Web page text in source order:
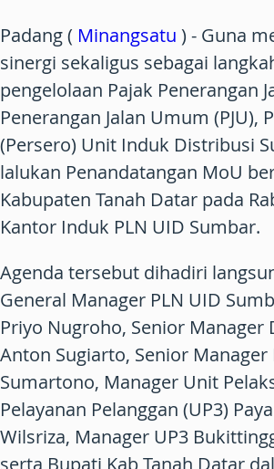
Padang ( Minangsatu ) - Guna
sinergi sekaligus sebagai
pengelolaan Pajak Penerangan
Penerangan Jalan Umum (PJU),
(Persero) Unit Induk Distribusi
lalukan Penandatangan MoU
Kabupaten Tanah Datar pada
Kantor Induk PLN UID Sumbar.
Agenda tersebut dihadiri
General Manager PLN UID
Priyo Nugroho, Senior Manager
Anton Sugiarto, Senior Manager
Sumartono, Manager Unit
Pelayanan Pelanggan (UP3)
Wilsriza, Manager UP3